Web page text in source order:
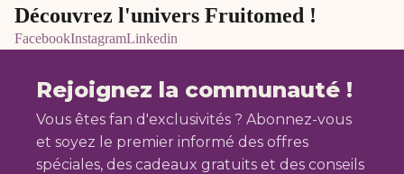
Découvrez l'univers Fruitomed !
FacebookInstagramLinkedin
Rejoignez la communauté !
Vous êtes fan d'exclusivités ? Abonnez-vous
et soyez le premier informé des offres
spéciales, des cadeaux gratuits et des conseils